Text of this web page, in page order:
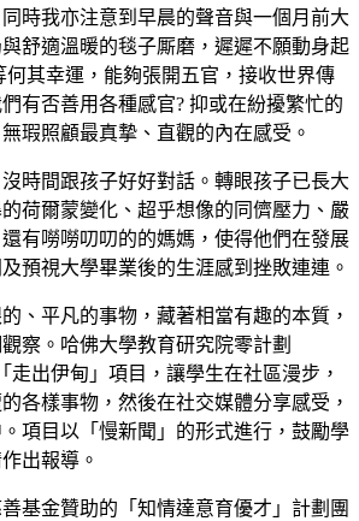
時我亦注意到早晨的聲音與一個月前大
舒適溫暖的毯子厮磨，遲遲不願動身起
何其幸運，能夠張開五官，接收世界傳
有否善用各種感官? 抑或在紛擾繁忙的
瑕照顧最真摯、直觀的內在感受。
時間跟孩子好好對話。轉眼孩子已長大
荷爾蒙變化、超乎想像的同儕壓力、嚴
有嘮嘮叨叨的的媽媽，使得他們在發展
預視大學畢業後的生涯感到挫敗連連。
、平凡的事物，藏著相當有趣的本質，
察。哈佛大學教育研究院零計劃
走出伊甸」項目，讓學生在社區漫步，
各樣事物，然後在社交媒體分享感受，
項目以「慢新聞」的形式進行，鼓勵學
出報導。
基金贊助的「知情達意育優才」計劃團